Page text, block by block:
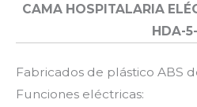
CAMA HOSPITALARIA
HDA-
Fabricados de plástico ABS
Funciones eléctricas: